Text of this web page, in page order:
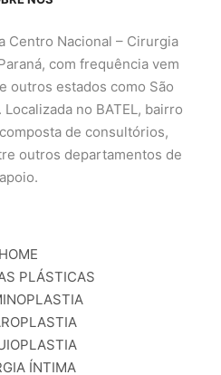
Centro Nacional – Cirurgia
com frequência vem
outros estados como São
no BATEL, bairro
de consultórios,
outros departamentos de
apoio.
HOME
PLÁSTICAS
ÍNTIMA